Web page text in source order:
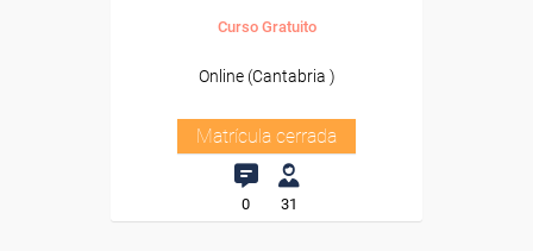
Curso Gratuito
Online (Cantabria )
Matrícula cerrada
0 31